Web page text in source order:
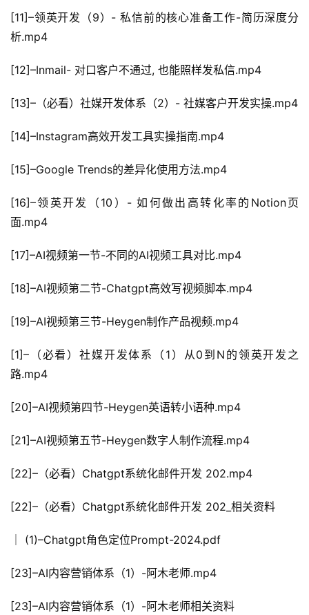
[11]–领英开发（9）- 私信前的核心准备工作-简历深度分
析.mp4
[12]–Inmail- 对口客户不通过, 也能照样发私信.mp4
[13]–（必看）社媒开发体系（2）- 社媒客户开发实操.mp4
[14]–Instagram高效开发工具实操指南.mp4
[15]–Google Trends的差异化使用方法.mp4
[16]–领英开发（10）- 如何做出高转化率的Notion页
面.mp4
[17]–AI视频第一节-不同的AI视频工具对比.mp4
[18]–AI视频第二节-Chatgpt高效写视频脚本.mp4
[19]–AI视频第三节-Heygen制作产品视频.mp4
[1]–（必看）社媒开发体系（1）从0到N的领英开发之
路.mp4
[20]–AI视频第四节-Heygen英语转小语种.mp4
[21]–AI视频第五节-Heygen数字人制作流程.mp4
[22]–（必看）Chatgpt系统化邮件开发 202.mp4
[22]–（必看）Chatgpt系统化邮件开发 202_相关资料
│ (1)–Chatgpt角色定位Prompt-2024.pdf
[23]–AI内容营销体系（1）-阿木老师.mp4
[23]–AI内容营销体系（1）-阿木老师相关资料